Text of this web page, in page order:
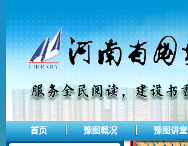
首页 豫图概况 豫图讲堂